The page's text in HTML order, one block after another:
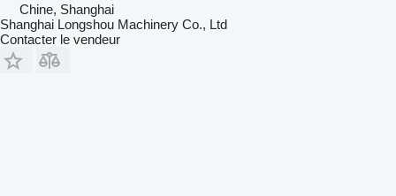
Chine, Shanghai
Shanghai Longshou Machinery Co., Ltd
Contacter le vendeur